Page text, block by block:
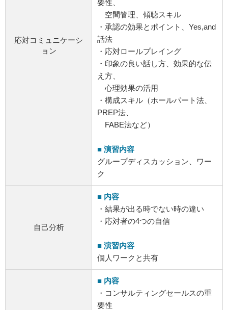
応対コミュニケーシ
ョン
要性、
空間管理、傾聴スキル
・承認の効果とポイント、Yes,and
話法
・応対ロールプレイング
・印象の良い話し方、効果的な伝
え方、
心理効果の活用
・構成スキル（ホールパート法、
PREP法、
FABE法など）
■ 演習内容
グループディスカッション、ワー
ク
自己分析
■ 内容
・結果が出る時でない時の違い
・応対者の4つの自信
■ 演習内容
個人ワークと共有
■ 内容
・コンサルティングセールスの重
要性